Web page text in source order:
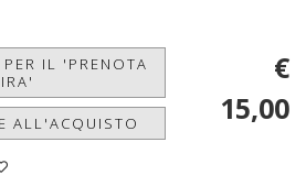
IL 'PRENOTA
ALL'ACQUISTO
€
15,00